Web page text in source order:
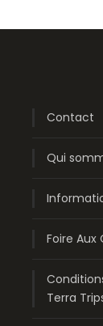
Contact
Qui
Foire Aux
Terra